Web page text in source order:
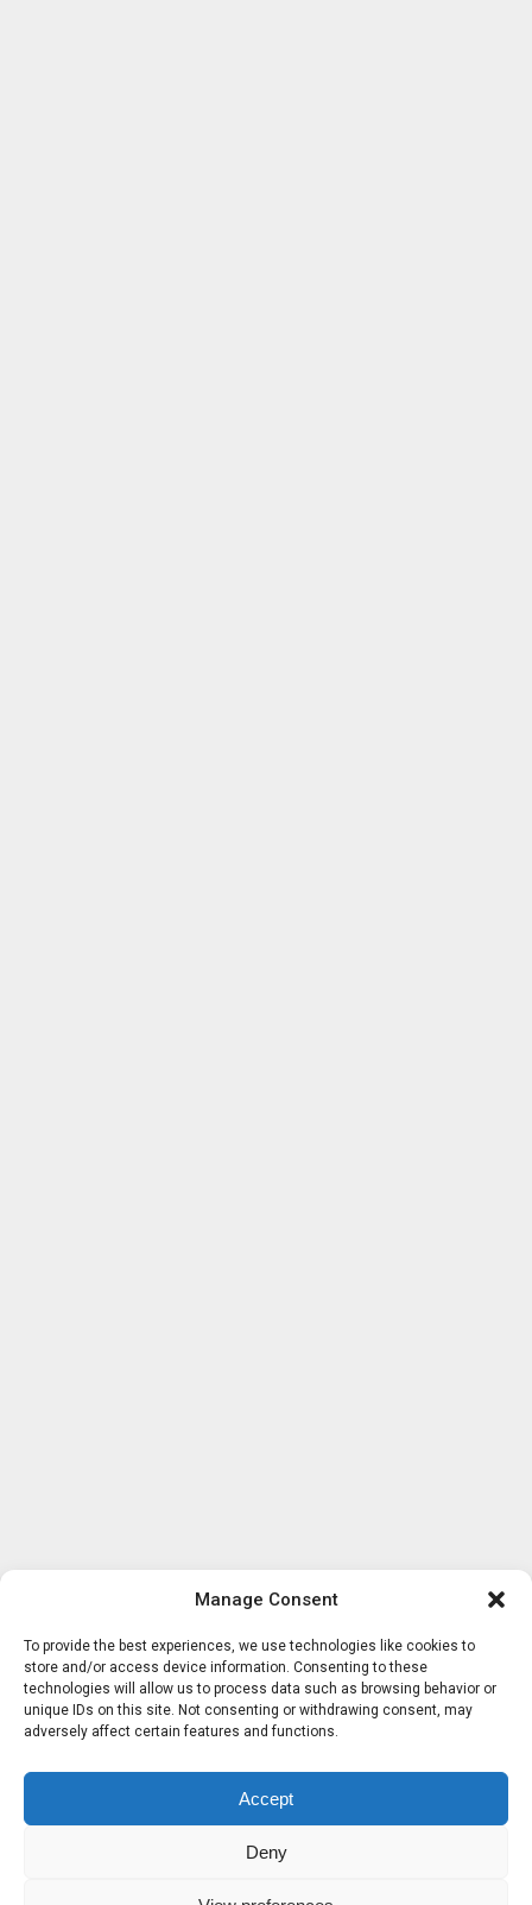
Manage Consent
To provide the best experiences, we use technologies like cookies to
store and/or access device information. Consenting to these
technologies will allow us to process data such as browsing behavior or
unique IDs on this site. Not consenting or withdrawing consent, may
adversely affect certain features and functions.
Accept
Deny